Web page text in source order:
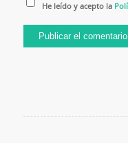
He leído y acepto la